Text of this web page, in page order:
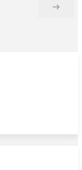
Дальше